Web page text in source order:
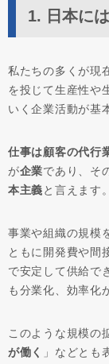
1. 日本に
私たちの多くが現
を投じて生産性や
いく企業活動が基
仕事は顧客の代行
が企業であり、そ
本主義と言えます。
事業や組織の規模
ともに開発費や間
で安定して供給で
も分業化、効率化
このような規模の
が働く
」などとも